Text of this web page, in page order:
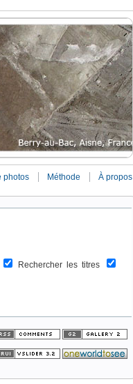
photos Méthode À propos
Rechercher les titres